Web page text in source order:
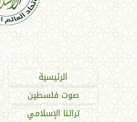
اتحاد
الرئيسية
صوت فلسطين
تراثنا الإسلامي